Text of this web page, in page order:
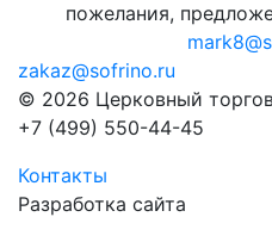
пожелания,
zakaz@sofrino.ru
© 2026 Церковный
+7 (499) 550-44-45
Контакты
Разработка сайта